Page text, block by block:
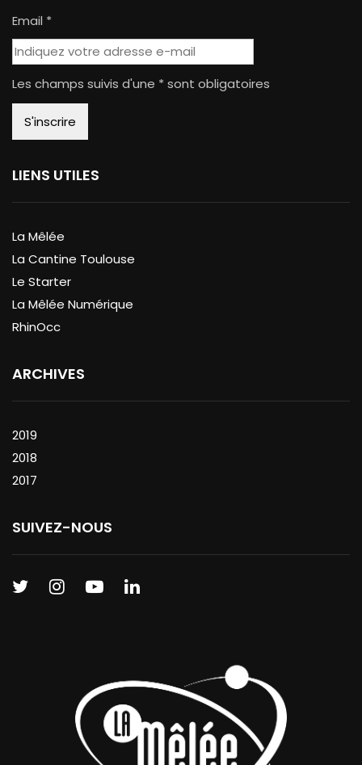
Email *
Les champs suivis d'une * sont obligatoires
LIENS UTILES
La Mêlée
La Cantine Toulouse
Le Starter
La Mêlée Numérique
RhinOcc
ARCHIVES
2019
2018
2017
SUIVEZ-NOUS